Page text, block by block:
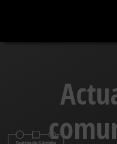
contenido